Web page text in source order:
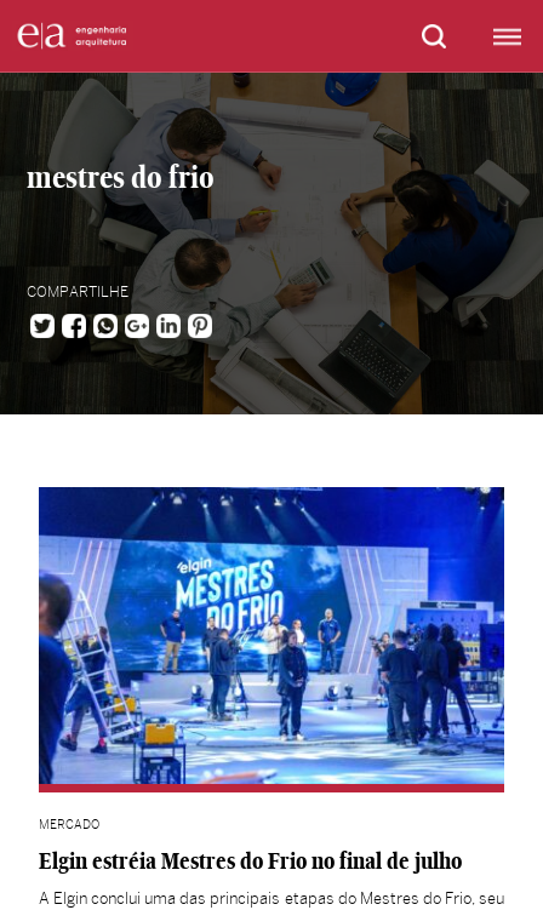
mestres do frio
COMPARTILHE
MERCADO
Elgin estréia Mestres do Frio no final de julho
A Elgin conclui uma das principais etapas do Mestres do Frio, seu